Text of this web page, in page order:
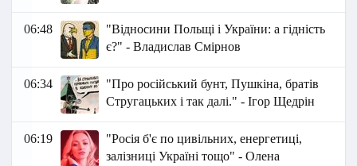
06:48
"Відносини Польщі і України: а гідність
є?" - Владислав Смірнов
06:34
"Про російський бунт, Пушкіна, братів
Стругацьких і так далі." - Ігор Щедрін
06:19
"Росія б'є по цивільних, енергетиці,
залізниці Україні тощо" - Олена